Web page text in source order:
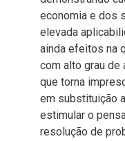
economia e dos
elevada
ainda efeitos na
com alto grau de
que torna
em substituição
estimular o
resolução de